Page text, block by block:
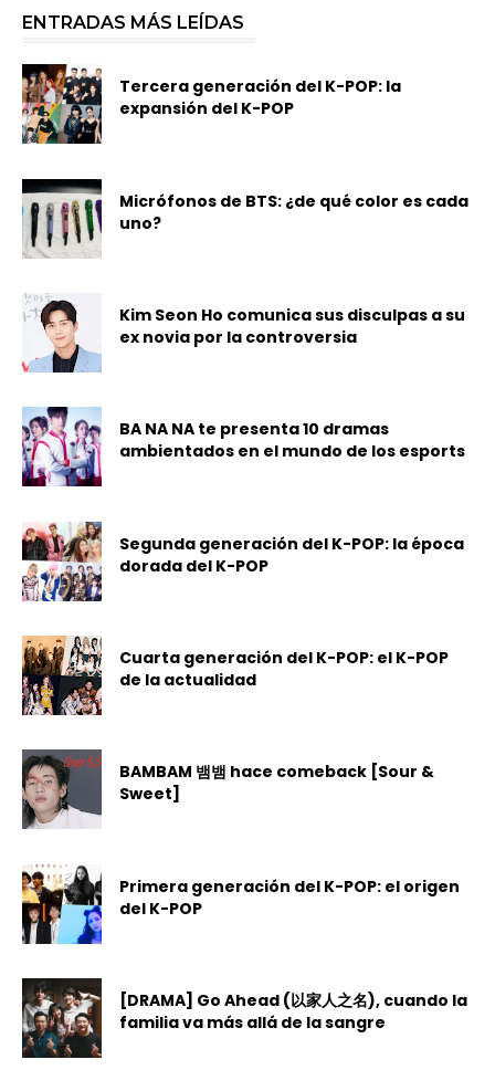
ENTRADAS MÁS LEÍDAS
Tercera generación del K-POP: la
expansión del K-POP
Micrófonos de BTS: ¿de qué color es cada
uno?
Kim Seon Ho comunica sus disculpas a su
ex novia por la controversia
BA NA NA te presenta 10 dramas
ambientados en el mundo de los esports
Segunda generación del K-POP: la época
dorada del K-POP
Cuarta generación del K-POP: el K-POP
de la actualidad
BAMBAM 뱀뱀 hace comeback [Sour &
Sweet]
Primera generación del K-POP: el origen
del K-POP
[DRAMA] Go Ahead (以家人之名), cuando la
familia va más allá de la sangre